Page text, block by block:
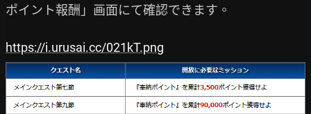
ポイント報酬」画面にて確認できます。
https://i.urusai.cc/021kT.png